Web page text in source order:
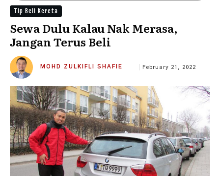
Tip Beli Kereta
Sewa Dulu Kalau Nak Merasa,
Jangan Terus Beli
MOHD ZULKIFLI SHAFIE February 21, 2022